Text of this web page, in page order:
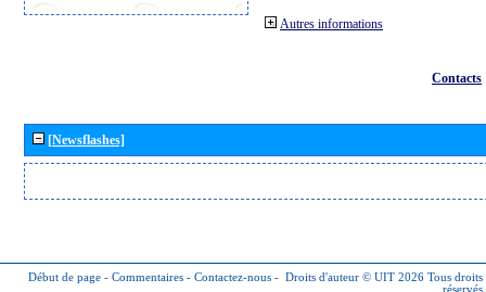
Autres informations
Contacts
[Newsflashes]
Début de page - Commentaires - Contactez-nous - Droits d'auteur © UIT 2026 Tous droits
réservés